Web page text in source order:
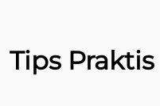
Tips Praktis